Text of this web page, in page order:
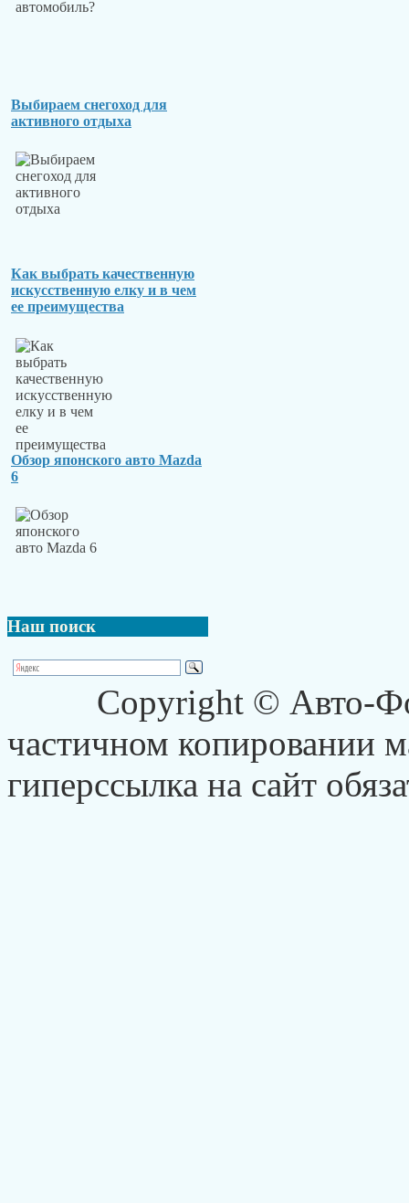
Выбираем снегоход для
активного отдыха
Как выбрать качественную
искусственную елку и в чем
ее преимущества
Обзор японского авто Mazda
6
Наш поиск
Copyright © Авто-
частичном копировании
гиперссылка на сайт